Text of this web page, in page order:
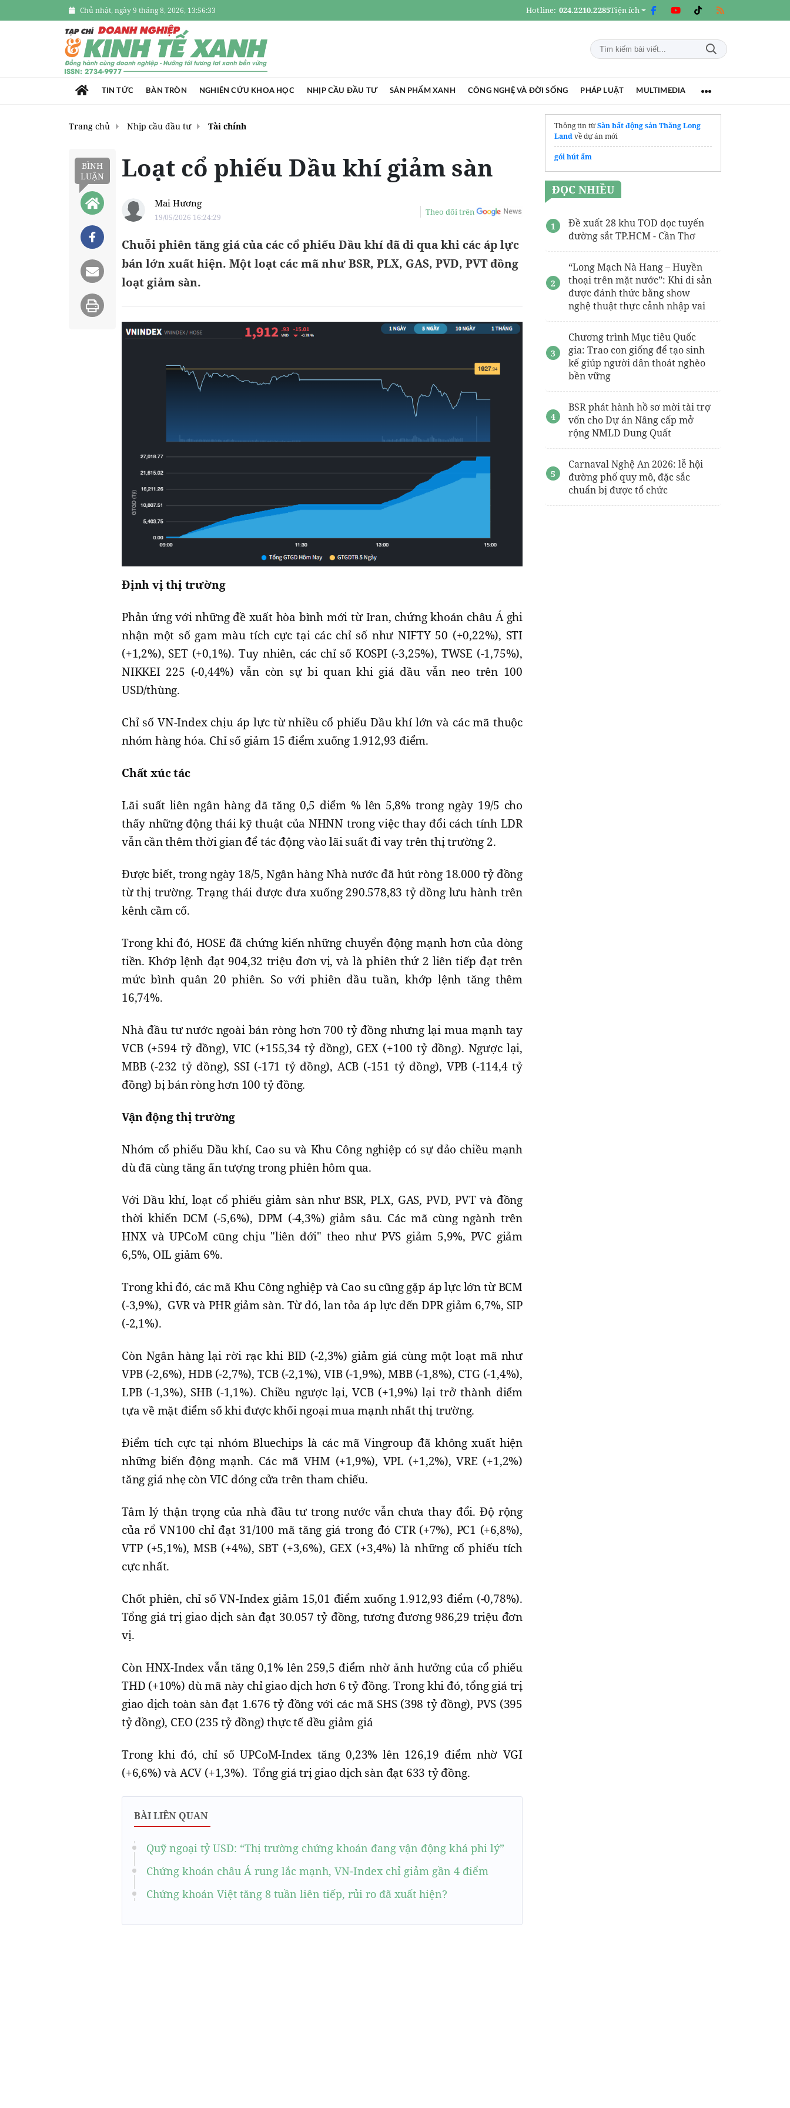
Chủ nhật, ngày 9 tháng 8, 2026, 13:56:34 Hotline: 024.2210.2285Tiện ích
TIN TỨC BÀN TRÒN NGHIÊN CỨU KHOA HỌC NHỊP CẦU ĐẦU TƯ SẢN PHẨM XANH CÔNG NGHỆ VÀ ĐỜI SỐNG PHÁP LUẬT MULTIMEDIA
Trang chủ Nhịp cầu đầu tư Tài chính
BÌNH
LUẬN
Loạt cổ phiếu Dầu khí giảm sàn
Mai Hương
19/05/2026 16:24:29
Theo dõi trên
Chuỗi phiên tăng giá của các cổ phiếu Dầu khí đã đi qua khi các áp lực
bán lớn xuất hiện. Một loạt các mã như BSR, PLX, GAS, PVD, PVT đồng
loạt giảm sàn.
Định vị thị trường
Phản ứng với những đề xuất hòa bình mới từ Iran, chứng khoán châu Á ghi
nhận một số gam màu tích cực tại các chỉ số như NIFTY 50 (+0,22%), STI
(+1,2%), SET (+0,1%). Tuy nhiên, các chỉ số KOSPI (-3,25%), TWSE (-1,75%),
NIKKEI 225 (-0,44%) vẫn còn sự bi quan khi giá dầu vẫn neo trên 100
USD/thùng.
Chỉ số VN-Index chịu áp lực từ nhiều cổ phiếu Dầu khí lớn và các mã thuộc
nhóm hàng hóa. Chỉ số giảm 15 điểm xuống 1.912,93 điểm.
Chất xúc tác
Lãi suất liên ngân hàng đã tăng 0,5 điểm % lên 5,8% trong ngày 19/5 cho
thấy những động thái kỹ thuật của NHNN trong việc thay đổi cách tính LDR
vẫn cần thêm thời gian để tác động vào lãi suất đi vay trên thị trường 2.
Được biết, trong ngày 18/5, Ngân hàng Nhà nước đã hút ròng 18.000 tỷ đồng
từ thị trường. Trạng thái được đưa xuống 290.578,83 tỷ đồng lưu hành trên
kênh cầm cố.
Trong khi đó, HOSE đã chứng kiến những chuyển động mạnh hơn của dòng
tiền. Khớp lệnh đạt 904,32 triệu đơn vị, và là phiên thứ 2 liên tiếp đạt trên
mức bình quân 20 phiên. So với phiên đầu tuần, khớp lệnh tăng thêm
16,74%.
Nhà đầu tư nước ngoài bán ròng hơn 700 tỷ đồng nhưng lại mua mạnh tay
VCB (+594 tỷ đồng), VIC (+155,34 tỷ đồng), GEX (+100 tỷ đồng). Ngược lại,
MBB (-232 tỷ đồng), SSI (-171 tỷ đồng), ACB (-151 tỷ đồng), VPB (-114,4 tỷ
đồng) bị bán ròng hơn 100 tỷ đồng.
Vận động thị trường
Nhóm cổ phiếu Dầu khí, Cao su và Khu Công nghiệp có sự đảo chiều mạnh
dù đã cùng tăng ấn tượng trong phiên hôm qua.
Với Dầu khí, loạt cổ phiếu giảm sàn như BSR, PLX, GAS, PVD, PVT và đồng
thời khiến DCM (-5,6%), DPM (-4,3%) giảm sâu. Các mã cùng ngành trên
HNX và UPCoM cũng chịu "liên đới" theo như PVS giảm 5,9%, PVC giảm
6,5%, OIL giảm 6%.
Trong khi đó, các mã Khu Công nghiệp và Cao su cũng gặp áp lực lớn từ BCM
(-3,9%), GVR và PHR giảm sàn. Từ đó, lan tỏa áp lực đến DPR giảm 6,7%, SIP
(-2,1%).
Còn Ngân hàng lại rời rạc khi BID (-2,3%) giảm giá cùng một loạt mã như
VPB (-2,6%), HDB (-2,7%), TCB (-2,1%), VIB (-1,9%), MBB (-1,8%), CTG (-1,4%),
LPB (-1,3%), SHB (-1,1%). Chiều ngược lại, VCB (+1,9%) lại trở thành điểm
tựa về mặt điểm số khi được khối ngoại mua mạnh nhất thị trường.
Điểm tích cực tại nhóm Bluechips là các mã Vingroup đã không xuất hiện
những biến động mạnh. Các mã VHM (+1,9%), VPL (+1,2%), VRE (+1,2%)
tăng giá nhẹ còn VIC đóng cửa trên tham chiếu.
Tâm lý thận trọng của nhà đầu tư trong nước vẫn chưa thay đổi. Độ rộng
của rổ VN100 chỉ đạt 31/100 mã tăng giá trong đó CTR (+7%), PC1 (+6,8%),
VTP (+5,1%), MSB (+4%), SBT (+3,6%), GEX (+3,4%) là những cổ phiếu tích
cực nhất.
Chốt phiên, chỉ số VN-Index giảm 15,01 điểm xuống 1.912,93 điểm (-0,78%).
Tổng giá trị giao dịch sàn đạt 30.057 tỷ đồng, tương đương 986,29 triệu đơn
vị.
Còn HNX-Index vẫn tăng 0,1% lên 259,5 điểm nhờ ảnh hưởng của cổ phiếu
THD (+10%) dù mã này chỉ giao dịch hơn 6 tỷ đồng. Trong khi đó, tổng giá trị
giao dịch toàn sàn đạt 1.676 tỷ đồng với các mã SHS (398 tỷ đồng), PVS (395
tỷ đồng), CEO (235 tỷ đồng) thực tế đều giảm giá
Trong khi đó, chỉ số UPCoM-Index tăng 0,23% lên 126,19 điểm nhờ VGI
(+6,6%) và ACV (+1,3%). Tổng giá trị giao dịch sàn đạt 633 tỷ đồng.
BÀI LIÊN QUAN
Quỹ ngoại tỷ USD: “Thị trường chứng khoán đang vận động khá phi lý”
Chứng khoán châu Á rung lắc mạnh, VN-Index chỉ giảm gần 4 điểm
Chứng khoán Việt tăng 8 tuần liên tiếp, rủi ro đã xuất hiện?
Thông tin từSàn bất động sản Thăng Long
Landvề dự án mới
gói hút ẩm
ĐỌC NHIỀU
Đề xuất 28 khu TOD dọc tuyến
đường sắt TP.HCM - Cần Thơ
“Long Mạch Nà Hang – Huyền
thoại trên mặt nước”: Khi di sản
được đánh thức bằng show
nghệ thuật thực cảnh nhập vai
Chương trình Mục tiêu Quốc
gia: Trao con giống để tạo sinh
kế giúp người dân thoát nghèo
bền vững
BSR phát hành hồ sơ mời tài trợ
vốn cho Dự án Nâng cấp mở
rộng NMLD Dung Quất
Carnaval Nghệ An 2026: lễ hội
đường phố quy mô, đặc sắc
chuẩn bị được tổ chức